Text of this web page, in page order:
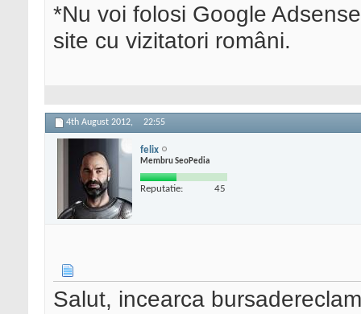
*Nu voi folosi Google
site cu vizitatori români.
4th August 2012, 22:55
felix
Membru SeoPedia
Reputatie: 45
Salut, incearca